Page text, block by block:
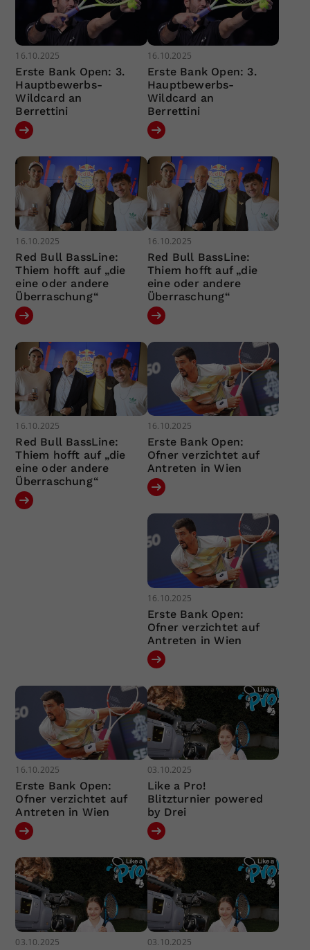
16.10.2025
Erste Bank Open: 3.
Hauptbewerbs-
Wildcard an
Berrettini
16.10.2025
Erste Bank Open: 3.
Hauptbewerbs-
Wildcard an
Berrettini
16.10.2025
Red Bull BassLine:
Thiem hofft auf „die
eine oder andere
Überraschung“
16.10.2025
Red Bull BassLine:
Thiem hofft auf „die
eine oder andere
Überraschung“
16.10.2025
Red Bull BassLine:
Thiem hofft auf „die
eine oder andere
Überraschung“
16.10.2025
Erste Bank Open:
Ofner verzichtet auf
Antreten in Wien
16.10.2025
Erste Bank Open:
Ofner verzichtet auf
Antreten in Wien
16.10.2025
Erste Bank Open:
Ofner verzichtet auf
Antreten in Wien
03.10.2025
Like a Pro!
Blitzturnier powered
by Drei
03.10.2025 03.10.2025